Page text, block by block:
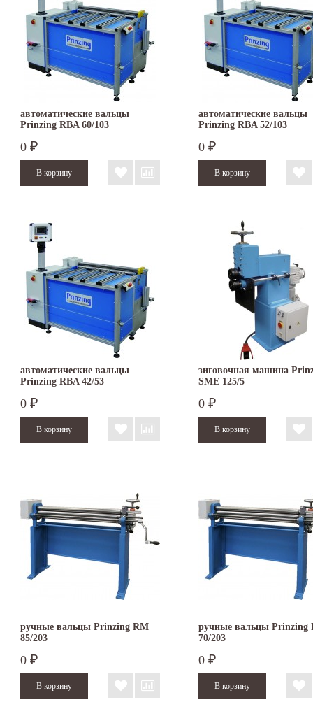
автоматические вальцы
Prinzing RBA 60/103
0 ₽
автоматические вальцы
Prinzing RBA 52/103
0 ₽
автоматические вальцы
Prinzing RBA 42/53
0 ₽
зиговочная машина
SMЕ 125/5
0 ₽
ручные вальцы Prinzing RM
85/203
0 ₽
ручные вальцы Prinzing
70/203
0 ₽